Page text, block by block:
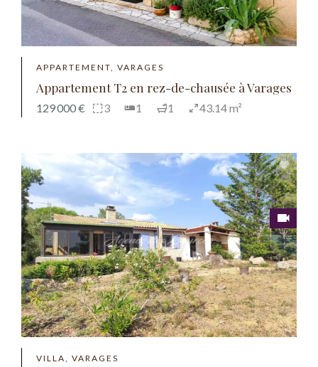
APPARTEMENT, VARAGES
Appartement T2 en rez-de-chausée à Varages
129 000 € 3 1 1 43.14 m²
VILLA, VARAGES